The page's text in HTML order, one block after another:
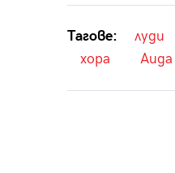
Тагове: луди
хора